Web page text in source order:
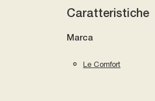
Caratteristiche
Marca
Le Comfort